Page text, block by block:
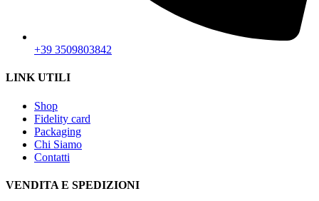
+39 3509803842
LINK UTILI
Shop
Fidelity card
Packaging
Chi Siamo
Contatti
VENDITA E SPEDIZIONI